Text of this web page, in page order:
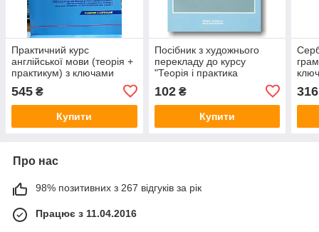
Практичний курс
англійської мови (теорія +
практикум) з ключами
545 ₴
Купити
Посібник з художнього
перекладу до курсу
"Теорія і практика
102₴
Купити
316
Про нас
98% позитивних з 267 відгуків за рік
Працює з 11.04.2016